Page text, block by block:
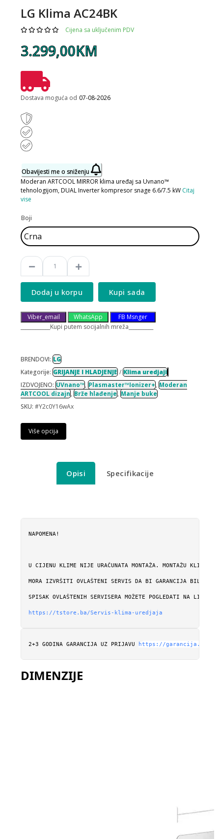
LG Klima AC24BK
Cijena sa uključenim PDV
3.299,00KM
Dostava moguća od 07-08-2026
Obavijesti me o sniženju
Moderan ARTCOOL MIRROR klima uređaj sa Uvnano™
tehnologijom, DUAL Inverter kompresor snage 6.6/7.5 kW Citaj
vise
Boji
Dodaj u korpu Kupi sada
Viber_email WhatsApp
FB Msnger
____________Kupi putem socijalnih mreža__________
BRENDOVI: LG
Kategorije: GRIJANJE I HLADJENJE / Klima uredjaji
IZDVOJENO: UVnano™, Plasmaster™Ionizer+, Moderan
ARTCOOL dizajn, Brže hlađenje, Manje buke
SKU: #Y2c0Y16wAx
Više opcija
Opisi Specifikacije
NAPOMENA!
U CIJENU KLIME NIJE URAČUNATA MONTAŽA. MONTAŽU KLIME
MORA IZVRŠITI OVLAŠTENI SERVIS DA BI GARANCIJA BILA
https://tstore.ba/Servis-klima-uredjaja
2+3 GODINA GARANCIJA UZ PRIJAVU https://
DIMENZIJE